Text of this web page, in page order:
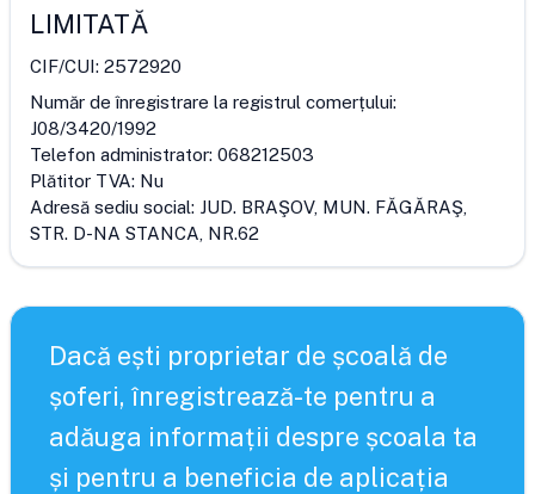
LIMITATĂ
CIF/CUI: 2572920
Număr de înregistrare la registrul comerțului:
J08/3420/1992
Telefon administrator: 068212503
Plătitor TVA: Nu
Adresă sediu social: JUD. BRAŞOV, MUN. FĂGĂRAŞ,
STR. D-NA STANCA, NR.62
Dacă ești proprietar de școală de
șoferi, înregistrează-te pentru a
adăuga informații despre școala ta
și pentru a beneficia de aplicația